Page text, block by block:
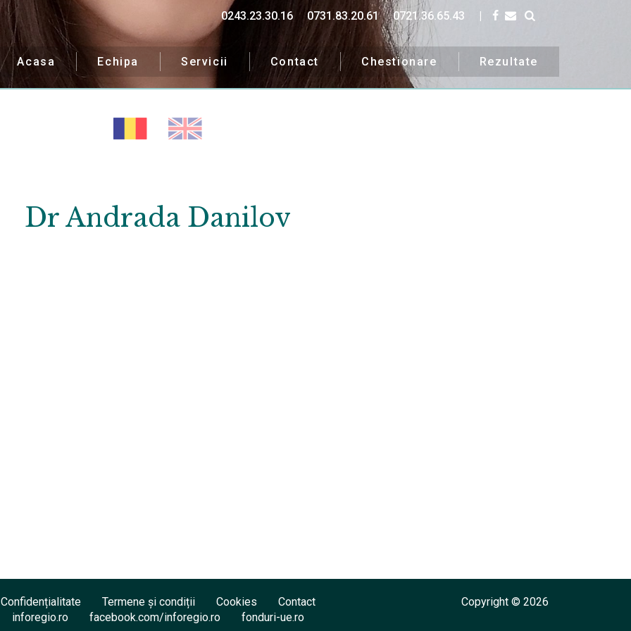
0243.23.30.16 0731.83.20.61 0721.36.65.43 |
Acasa Echipa Servicii Contact Chestionare Rezultate
noastră îți va fi alături.
Dr Andrada Danilov
Confidențialitate Termene și condiții Cookies
Contact
inforegio.ro
facebook.com/inforegio.ro fonduri-ue.ro
Copyright © 2026